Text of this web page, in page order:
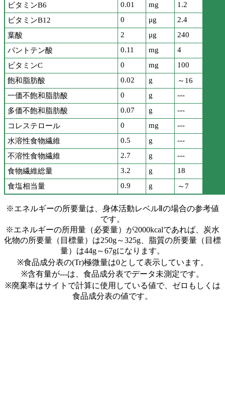
ビタミンB6
0.01 mg
1.2
ビタミンB12
0 μg
2.4
葉酸
2 μg
240
パントテン酸
0.11 mg
4
ビタミンC
0 mg
100
飽和脂肪酸
0.02 g
～16
一価不飽和脂肪酸
0 g
---
多価不飽和脂肪酸
0.07 g
---
コレステロール
0 mg
---
水溶性食物繊維
0.5 g
---
不溶性食物繊維
2.7 g
---
食物繊維総量
3.2 g
18
食塩相当量
0.9 g ～7
※エネルギーの所要量は、身体活動レベルⅡの場合の参考値
です。
※エネルギーの所用量（必要量）が2000kcalであれば、炭水
化物の所要量（目標量）は250g～325g、脂質の所要量（目標
量）は44g～67gになります。
※食品成分表の(Tr)極微量は0として表示しています。
※含有量が---は、食品成分表でデータ未測定です。
※廃棄率はサイトで計算に使用している値で、ゼロもしくは
食品成分表の値です。